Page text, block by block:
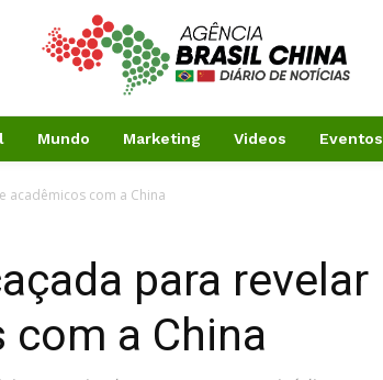
Mundo Marketing Videos Eventos
acadêmicos com a China
para revelar
a China